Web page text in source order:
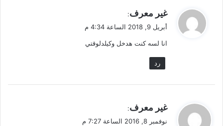
ي
ق
ل
غير معرف:
أبريل 9, 2018 الساعة 4:34 م
انا لسه كنت هدخل وكيلدلوقتي
رد
ي
غير معرف:
نوفمبر 8, 2016 الساعة 7:27 م